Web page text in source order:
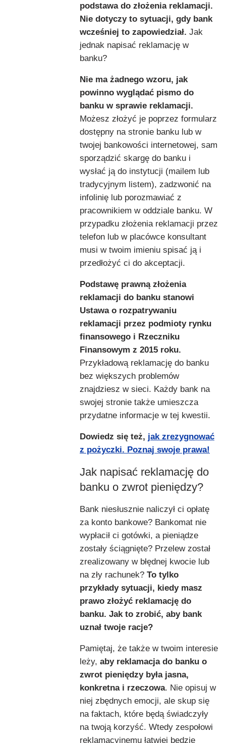
podstawa do złożenia reklamacji.
Nie dotyczy to sytuacji, gdy bank
wcześniej to zapowiedział. Jak
jednak napisać reklamację w
banku?
Nie ma żadnego wzoru, jak
powinno wyglądać pismo do
banku w sprawie reklamacji.
Możesz złożyć je poprzez formularz
dostępny na stronie banku lub w
twojej bankowości internetowej, sam
sporządzić skargę do banku i
wysłać ją do instytucji (mailem lub
tradycyjnym listem), zadzwonić na
infolinię lub porozmawiać z
pracownikiem w oddziale banku. W
przypadku złożenia reklamacji przez
telefon lub w placówce konsultant
musi w twoim imieniu spisać ją i
przedłożyć ci do akceptacji.
Podstawę prawną złożenia
reklamacji do banku stanowi
Ustawa o rozpatrywaniu
reklamacji przez podmioty rynku
finansowego i Rzeczniku
Finansowym z 2015 roku.
Przykładową reklamację do banku
bez większych problemów
znajdziesz w sieci. Każdy bank na
swojej stronie także umieszcza
przydatne informacje w tej kwestii.
Dowiedz się też, jak zrezygnować
z pożyczki. Poznaj swoje prawa!
Jak napisać reklamację do
banku o zwrot pieniędzy?
Bank niesłusznie naliczył ci opłatę
za konto bankowe? Bankomat nie
wypłacił ci gotówki, a pieniądze
zostały ściągnięte? Przelew został
zrealizowany w błędnej kwocie lub
na zły rachunek? To tylko
przykłady sytuacji, kiedy masz
prawo złożyć reklamację do
banku. Jak to zrobić, aby bank
uznał twoje racje?
Pamiętaj, że także w twoim interesie
leży, aby reklamacja do banku o
zwrot pieniędzy była jasna,
konkretna i rzeczowa. Nie opisuj w
niej zbędnych emocji, ale skup się
na faktach, które będą świadczyły
na twoją korzyść. Wtedy zespołowi
reklamacyjnemu łatwiej będzie